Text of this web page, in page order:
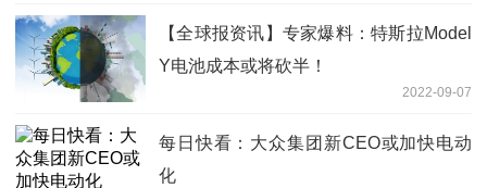
【全球报资讯】专家爆料：特斯拉Model
Y电池成本或将砍半！
2022-09-07
每日快看：大众集团新CEO或加快电动
化